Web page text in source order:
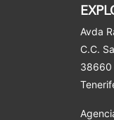
Avda
C.C.
38660